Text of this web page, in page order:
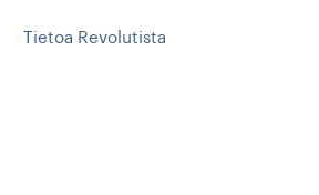
Tietoa Revolutista